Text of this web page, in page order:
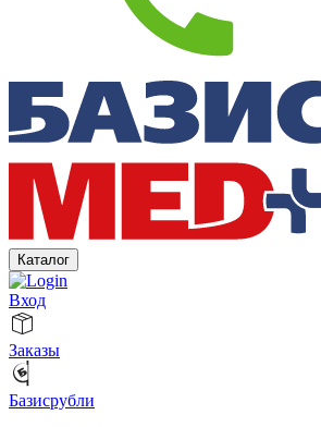
Каталог
Вход
Заказы
Базисрубли